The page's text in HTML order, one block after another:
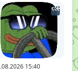
15:40